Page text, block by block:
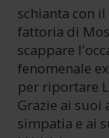
schianta con
fattoria di
scappare
fenomenale
per riportare
Grazie ai suoi
simpatia e ai